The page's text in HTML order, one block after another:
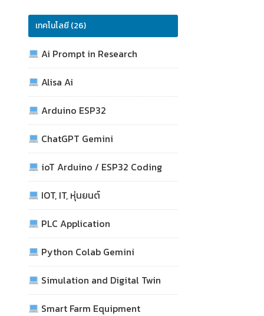
เทคโนโลยี (26)
Ai Prompt in Research
Alisa Ai
Arduino ESP32
ChatGPT Gemini
ioT Arduino / ESP32 Coding
IOT, IT, หุ่นยนต์
PLC Application
Python Colab Gemini
Simulation and Digital Twin
Smart Farm Equipment